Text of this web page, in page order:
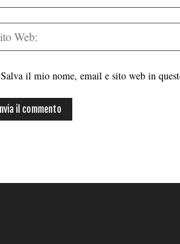
Salva il mio nome, email e sito web in